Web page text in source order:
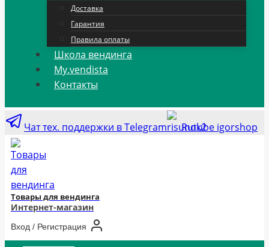
Доставка
Гарантия
Правила оплаты
Школа вендинга
My.vendista
Контакты
Чат тех. поддержки в Telegram Rutube igorshop
Товары для вендинга
Интернет-магазин
Вход / Регистрация